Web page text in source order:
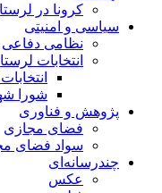
کرونا در
سیاسی و امنیتی
نظامی دفاعی
انتخابات
شورا
پژوهش و فناوری
فضای مجازی
سواد فضای
چندرسانه‌ای
عكس